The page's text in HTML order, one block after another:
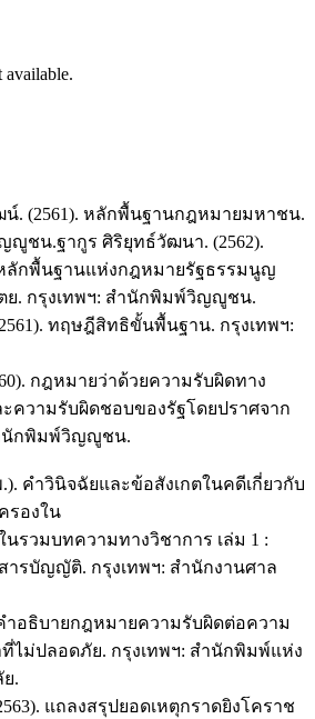
available.
น์. (2561). หลักพื้นฐานกฎหมายมหาชน.
ญูชน.ฐากูร ศิริยุทธ์วัฒนา. (2562).
กพื้นฐานแห่งกฎหมายรัฐธรรมนูญ
ย. กรุงเทพฯ: สำนักพิมพ์วิญญูชน.
ทฤษฎีสิทธิขั้นพื้นฐาน. กรุงเทพฯ:
กฎหมายว่าด้วยความรับผิดทาง
ความรับผิดชอบของรัฐโดยปราศจาก
นักพิมพ์วิญญูชน.
คำวินิจฉัยและข้อสังเกตในคดีเกี่ยวกับ
รองใน
นรวมบทความทางวิชาการ เล่ม 1 :
รบัญญัติ. กรุงเทพฯ: สำนักงานศาล
ำอธิบายกฎหมายความรับผิดต่อความ
ไม่ปลอดภัย. กรุงเทพฯ: สำนักพิมพ์แห่ง
.
แถลงสรุปยอดเหตุกราดยิงโคราช